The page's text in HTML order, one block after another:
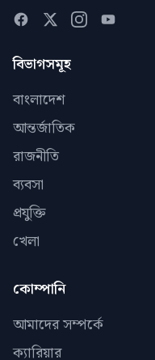
বিভাগসমূহ
বাংলাদেশ
আন্তর্জাতিক
রাজনীতি
ব্যবসা
প্রযুক্তি
খেলা
কোম্পানি
আমাদের সম্পর্কে
ক্যারিয়ার